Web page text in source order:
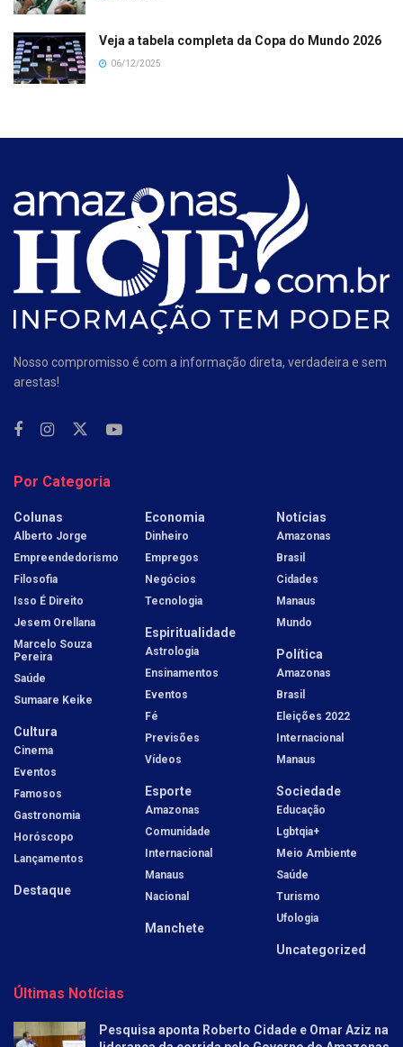
Veja a tabela completa da Copa do Mundo 2026
06/12/2025
Nosso compromisso é com a informação direta, verdadeira e sem
arestas!
Por Categoria
Colunas
Alberto Jorge
Empreendedorismo
Filosofia
Isso É Direito
Jesem Orellana
Marcelo Souza
Pereira
Saúde
Sumaare Keike
Cultura
Cinema
Eventos
Famosos
Gastronomia
Horóscopo
Lançamentos
Destaque
Economia
Dinheiro
Empregos
Negócios
Tecnologia
Espiritualidade
Astrologia
Ensinamentos
Eventos
Fé
Previsões
Vídeos
Esporte
Amazonas
Comunidade
Internacional
Manaus
Nacional
Manchete
Notícias
Amazonas
Brasil
Cidades
Manaus
Mundo
Política
Amazonas
Brasil
Eleições 2022
Internacional
Manaus
Sociedade
Educação
Lgbtqia+
Meio Ambiente
Saúde
Turismo
Ufologia
Uncategorized
Últimas Notícias
Pesquisa aponta Roberto Cidade e Omar Aziz na